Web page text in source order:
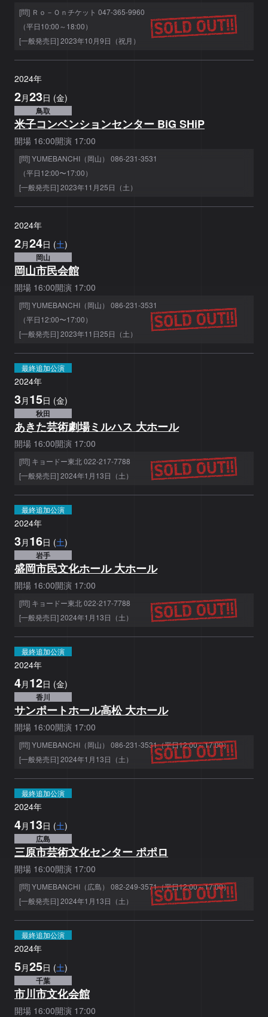
[問] Ｒｏ－Ｏｎチケット 047-365-9960
（平日10:00～18:00）
[一般発売日] 2023年10月9日（祝月）
2024年
2月23日 (金)
鳥取
米子コンベンションセンター BiG SHiP
開場 16:00開演 17:00
[問] YUMEBANCHI（岡山） 086-231-3531
（平日12:00〜17:00）
[一般発売日] 2023年11月25日（土）
2024年
2月24日 (土)
岡山
岡山市民会館
開場 16:00開演 17:00
[問] YUMEBANCHI（岡山） 086-231-3531
（平日12:00〜17:00）
[一般発売日] 2023年11日25日（土）
最終追加公演
2024年
3月 15日 (金)
秋田
あきた芸術劇場ミルハス 大ホール
開場 16:00開演 17:00
[問] キョードー東北 022-217-7788
[一般発売日] 2024年1月13日（土）
最終追加公演
2024年
3月 16日 (土)
岩手
盛岡市民文化ホール 大ホール
開場 16:00開演 17:00
[問] キョードー東北 022-217-7788
[一般発売日] 2024年1月13日（土）
最終追加公演
2024年
4月 12日 (金)
香川
サンポートホール高松 大ホール
開場 16:00開演 17:00
[問] YUMEBANCHI（岡山） 086-231-3531（平日12:00～17:00）
[一般発売日] 2024年1月13日（土）
最終追加公演
2024年
4月 13日 (土)
広島
三原市芸術文化センター ポポロ
開場 16:00開演 17:00
[問] YUMEBANCHI（広島） 082-249-3571（平日12:00～17:00）
[一般発売日] 2024年1月13日（土）
最終追加公演
2024年
5月25日 (土)
千葉
市川市文化会館
開場 16:00開演 17:00